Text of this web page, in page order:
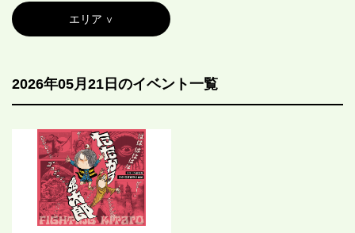
エリア
2026年05月21日のイベント一覧